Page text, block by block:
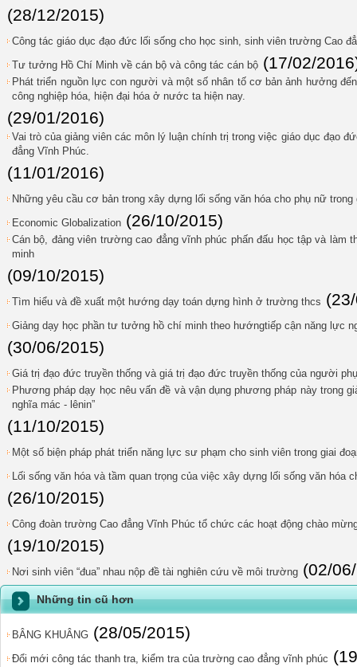
(28/12/2015)
Công tác giáo dục đạo đức lối sống cho học sinh, sinh viên trường Cao
Tư tưởng Hồ Chí Minh về cán bộ và công tác cán bộ (17/02/
Phát triển nguồn lực con người và một số nhân tố cơ bản ảnh hưởng
công nghiệp hóa, hiện đại hóa ở nước ta hiện nay.
(29/01/2016)
Vai trò của giảng viên các môn lý luận chính trị trong việc giáo dục đạo
đẳng Vĩnh Phúc.
(11/01/2016)
Những yêu cầu cơ bản trong xây dựng lối sống văn hóa cho phụ nữ trong
Economic Globalization (26/10/2015)
Cán bộ, đảng viên trường cao đẳng vĩnh phúc phấn đấu học tập và làm
minh
(09/10/2015)
Tìm hiểu và đề xuất một hướng dạy toán dựng hình ở trường thcs
Giảng dạy học phần tư tưởng hồ chí minh theo hướngtiếp cận năng lực
(30/06/2015)
Giá trị đạo đức truyền thống và giá trị đạo đức truyền thống của người
Phương pháp dạy học nêu vấn đề và vận dụng phương pháp này trong
nghĩa mác - lênin”
(11/10/2015)
Một số biện pháp phát triển năng lực sư phạm cho sinh viên trong giai
Lối sống văn hóa và tầm quan trọng của việc xây dựng lối sống văn hóa
(26/10/2015)
Công đoàn trường Cao đẳng Vĩnh Phúc tổ chức các hoạt động chào
(19/10/2015)
Nơi sinh viên “đua” nhau nộp đề tài nghiên cứu về môi trường (02/
Những tin cũ hơn
BÂNG KHUÂNG (28/05/2015)
Đổi mới công tác thanh tra, kiểm tra của trường cao đẳng vĩnh phúc